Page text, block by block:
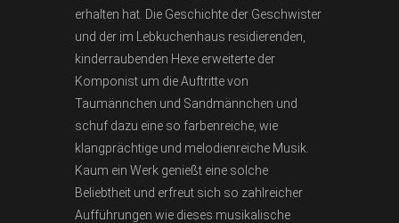
erhalten hat. Die Geschichte der Geschwister
und der im Lebkuchenhaus residierenden,
kinderraubenden Hexe erweiterte der
Komponist um die Auftritte von
Taumännchen und Sandmännchen und
schuf dazu eine so farbenreiche, wie
klangprächtige und melodienreiche Musik.
Kaum ein Werk genießt eine solche
Beliebtheit und erfreut sich so zahlreicher
Aufführungen wie dieses musikalische